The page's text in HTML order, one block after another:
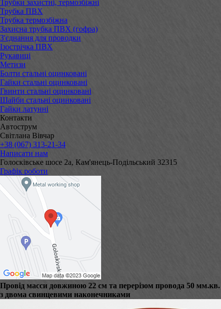
Трубки захистні, термозбіжні
Трубка ПВХ
Трубка термозбіжна
Захисна трубка ПВХ (гофра)
З'єднання для проводки
Ізострічка ПВХ
Рукавиці
Метизи
Болти стальні оцинковані
Гайки стальні оцинковані
Гвинти стальні оцинковані
Шайби стальні оцинковані
Гайки латунні
Контакти
Автострум
Світлана Вівчар
+38 (067) 313-21-34
Написати нам
Голосківське шосе 2а, Кам'янець-Подільський 32315
Графік роботи
Провід масси довжиною 22 см та перерізом провода 50 мм.кв.
з двома свинцевими наконечниками